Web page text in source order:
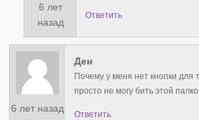
6 лет
назад
Ответить
6 лет назад
Ден
Почему у меня нет кнопки для
просто не могу бить этой
Ответить